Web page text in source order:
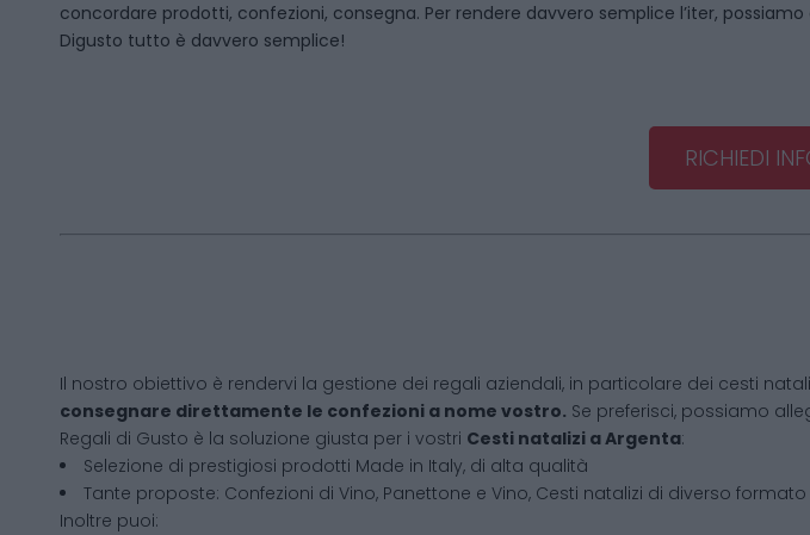
concordare prodotti, confezioni, consegna. Per rendere davvero semplice l’iter,
Digusto tutto è davvero semplice!
RICHIEDI
Il nostro obiettivo è rendervi la gestione dei regali aziendali, in particolare dei cesti
consegnare direttamente le confezioni a nome vostro. Se preferisci, possiamo
Regali di Gusto è la soluzione giusta per i vostri Cesti natalizi aArgenta:
Selezione di prestigiosi prodotti Made in Italy, di alta qualità
Tante proposte: Confezioni di Vino, Panettone e Vino, Cesti natalizi di diverso formato
Inoltre puoi: